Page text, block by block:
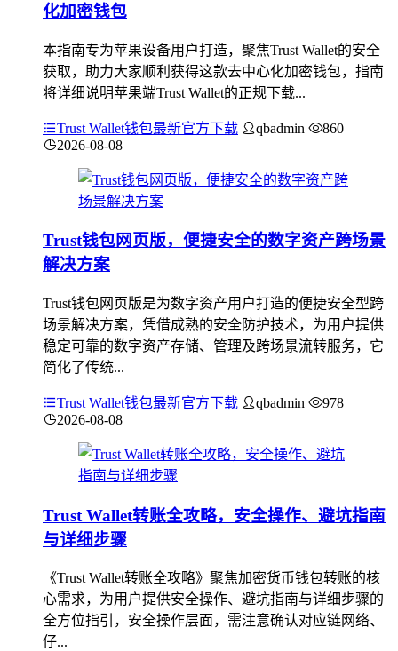
化加密钱包
本指南专为苹果设备用户打造，聚焦Trust Wallet的安全
获取，助力大家顺利获得这款去中心化加密钱包，指南
将详细说明苹果端Trust Wallet的正规下载...
Trust Wallet钱包最新官方下载 qbadmin
860
2026-08-08
Trust钱包网页版，便捷安全的数字资产跨场景
解决方案
Trust钱包网页版是为数字资产用户打造的便捷安全型跨
场景解决方案，凭借成熟的安全防护技术，为用户提供
稳定可靠的数字资产存储、管理及跨场景流转服务，它
简化了传统...
Trust Wallet钱包最新官方下载 qbadmin
978
2026-08-08
Trust Wallet转账全攻略，安全操作、避坑指南
与详细步骤
《Trust Wallet转账全攻略》聚焦加密货币钱包转账的核
心需求，为用户提供安全操作、避坑指南与详细步骤的
全方位指引，安全操作层面，需注意确认对应链网络、
仔...